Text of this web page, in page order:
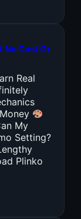
No Cost Or
Real
My
Setting?
Plinko